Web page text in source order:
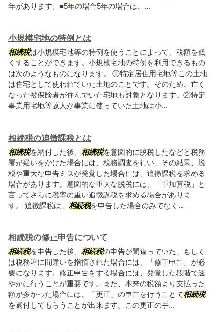
年があります。■5年の場合5年の場合は、...
小規模宅地の特例とは
相続税は小規模宅地等の特例を使うことによって、税額を低
くすることができます。小規模宅地の特例を利用できるもの
は次のようなものになります。 ①特定居住用宅地等この土地
は住宅として使われていた土地のことです。そのため、亡く
なった被保険者が住んでいた宅地も対象となります。②特定
事業用宅地等故人が事業に使っていた土地は小...
相続税の追徴課税とは
相続税を納付した後、 相続税を意図的に脱税したなどと税務
署が疑いをかけた場合には、税務調査を行い、その結果、脱
税や重大な申告ミスが発覚した場合には、追徴課税を求める
場合があります。意図的な重大な脱税には、「重加算税」と
言ってさらに税率の重い追徴課税を求める場合がありま
す。 追徴課税は、 相続税を申告した場合のみでなく...
相続税の修正申告について
相続税を申告した後、 相続税の申告が間違っていた、もしく
は税務署に間違いを指摘された場合には、「修正申告」が必
要になります。修正申告をする場合には、発覚した段階で速
やかに行うことが重要です。また、本来の税額より支払った
額が多かった場合には、「更正」の申告を行うことで相続税
を還付してもらうことが出来ます。この更正の手...